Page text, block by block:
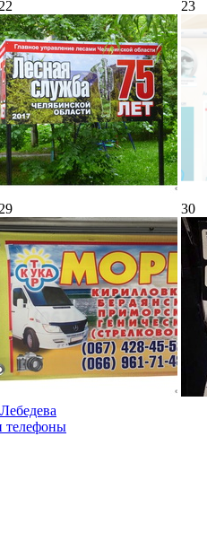
22 23
29 30
телефоны